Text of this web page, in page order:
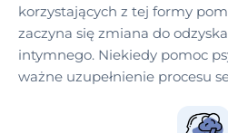
korzystających z tej formy
zaczyna się zmiana do
intymnego. Niekiedy pomoc
ważne uzupełnienie procesu